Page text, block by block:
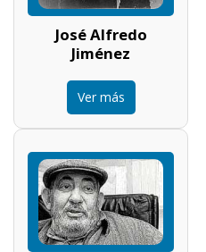
José Alfredo
Jiménez
Ver más